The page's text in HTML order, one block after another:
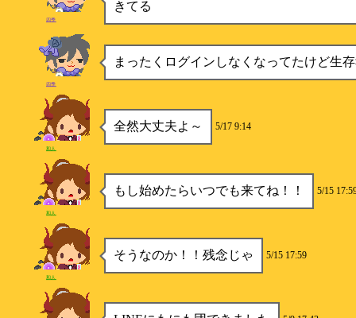
きてる
四季
まったくログインしなくなってたけど生
四季
全然大丈夫よ～ 5/17 9:14
和人
もし始めたらいつでも来てね！！ 5/15
和人
そうなのか！！残念じゃ 5/15 17:59
和人